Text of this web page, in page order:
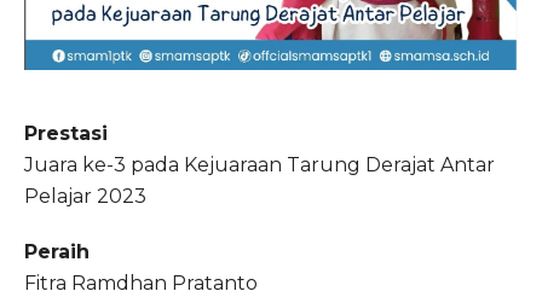
Prestasi
Juara ke-3 pada Kejuaraan Tarung Derajat Antar
Pelajar 2023
Peraih
Fitra Ramdhan Pratanto